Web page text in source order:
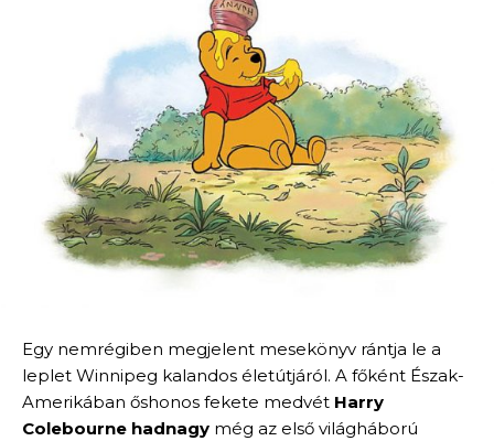
Egy nemrégiben megjelent mesekönyv rántja le a
leplet Winnipeg kalandos életútjáról. A főként Észak-
Amerikában őshonos fekete medvét Harry
Colebourne hadnagy még az első világháború